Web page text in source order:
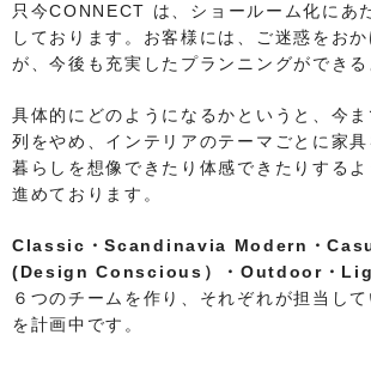
只今CONNECT は、ショールーム化にあ
しております。お客様には、ご迷惑をお
が、今後も充実したプランニングができる
具体的にどのようになるかというと、今
列をやめ、インテリアのテーマごとに家
暮らしを想像できたり体感できたりする
進めております。
Classic・Scandinavia Modern・
(Design Conscious）・Outdoor・
６つのチームを作り、それぞれが担当し
を計画中です。